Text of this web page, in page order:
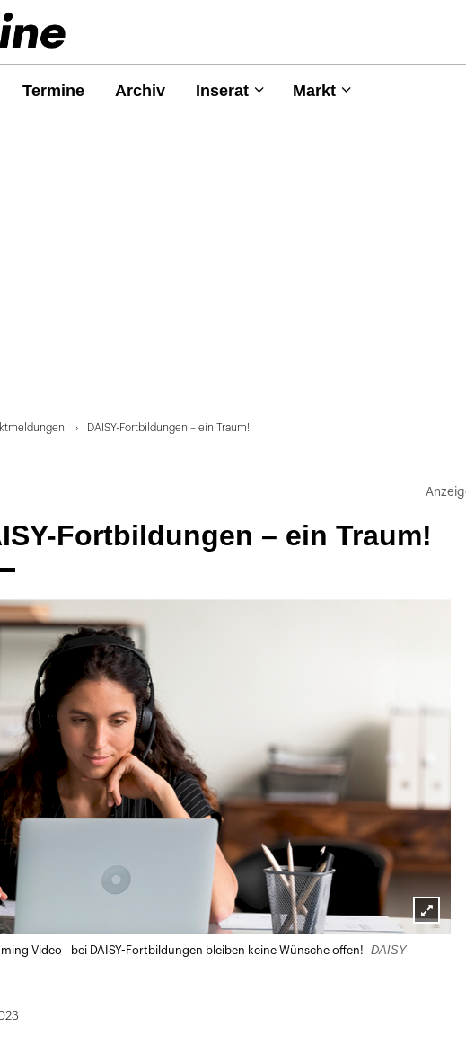
Termine Archiv Inserat Markt
DAISY-Fortbildungen – ein Traum!
Fortbildungen – ein Traum!
Lightbox
Video - bei DAISY-Fortbildungen bleiben keine Wünsche offen! DAISY